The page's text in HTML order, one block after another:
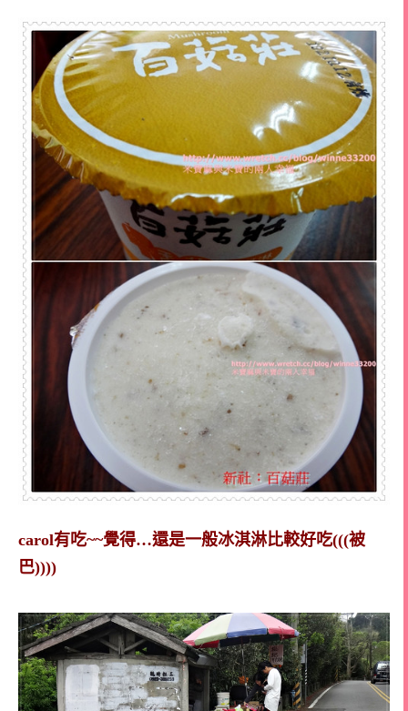
carol有吃~~覺得…還是一般冰淇淋比較好吃(((被
巴))))